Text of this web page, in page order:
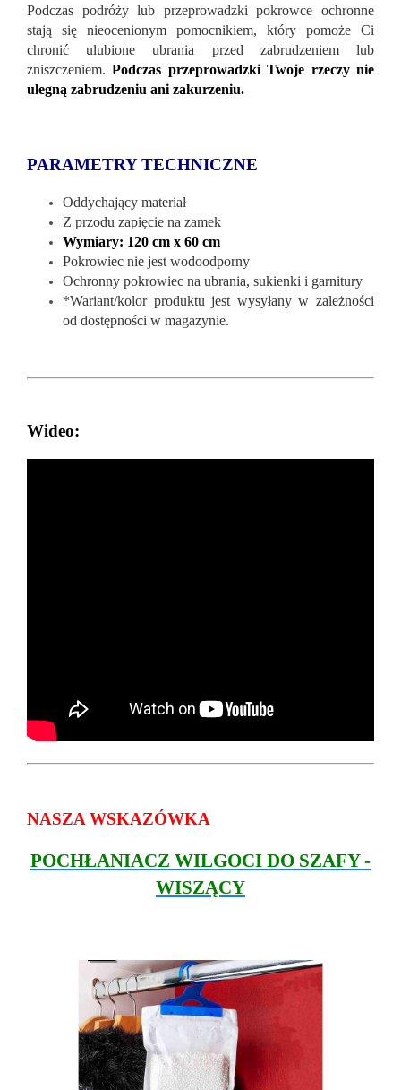
Podczas podróży lub przeprowadzki pokrowce ochronne
stają się nieocenionym pomocnikiem, który pomoże Ci
chronić ulubione ubrania przed zabrudzeniem lub
zniszczeniem.Podczas przeprowadzki Twoje rzeczy nie
ulegną zabrudzeniu ani zakurzeniu.
PARAMETRY TECHNICZNE
Oddychający materiał
Z przodu zapięcie na zamek
Wymiary: 120 cm x 60 cm
Pokrowiec nie jest wodoodporny
Ochronny pokrowiec na ubrania, sukienki i garnitury
*Wariant/kolor produktu jest wysyłany w zależności
od dostępności w magazynie.
Wideo:
NASZA WSKAZÓWKA
POCHŁANIACZ WILGOCI DO SZAFY -
WISZĄCY